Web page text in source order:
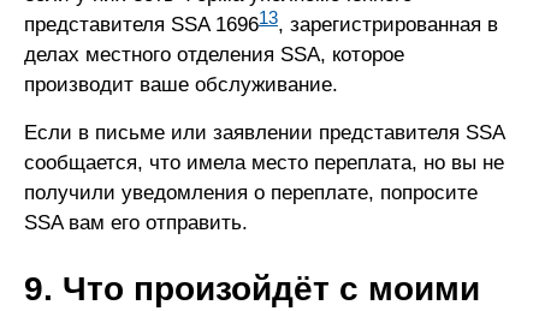
представителя SSA 169613, зарегистрированная в
делах местного отделения SSA, которое
производит ваше обслуживание.
Если в письме или заявлении представителя SSA
сообщается, что имела место переплата, но вы не
получили уведомления о переплате, попросите
SSA вам его отправить.
9. Что произойдёт с моими